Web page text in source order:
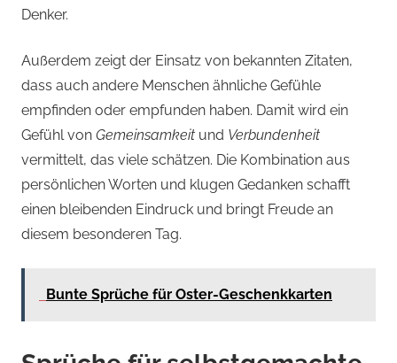
Denker.
Außerdem zeigt der Einsatz von bekannten Zitaten,
dass auch andere Menschen ähnliche Gefühle
empfinden oder empfunden haben. Damit wird ein
Gefühl von Gemeinsamkeit und Verbundenheit
vermittelt, das viele schätzen. Die Kombination aus
persönlichen Worten und klugen Gedanken schafft
einen bleibenden Eindruck und bringt Freude an
diesem besonderen Tag.
Bunte Sprüche für Oster-Geschenkkarten